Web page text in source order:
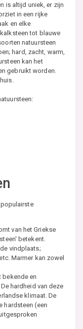
is altijd uniek, er zijn
in een rijke
en elke
tot blauwe
natuursteen
hard, zacht, warm,
kan het
gebruikt worden.
van het Griekse
betekent.
vindplaats;
Marmer kan zowel
bekende en
hardheid van deze
klimaat. De
hardsteen (een